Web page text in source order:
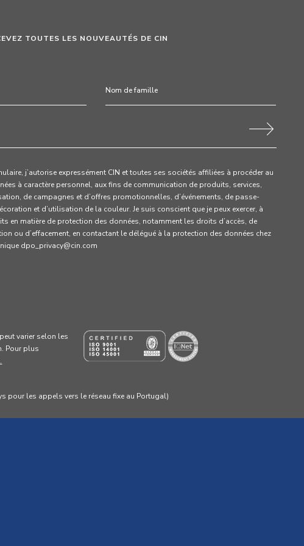
TOUTES LES NOUVEAUTÉS DE CIN
j’autorise expressément CIN et toutes ses sociétés affiliées à procéder au
à caractère personnel, aux fins de communication de produits, services,
de campagnes et d’offres promotionnelles, d’événements, de passe-
et d’utilisation de la couleur. Je suis conscient que je peux exercer, à
en matière de protection des données, notamment les droits d’accès, de
ou d’effacement, en contactant le délégué à la protection des données chez
dpo_privacy@cin.com
varier selon les
Pour plus
pour les appels vers le réseau fixe au Portugal)